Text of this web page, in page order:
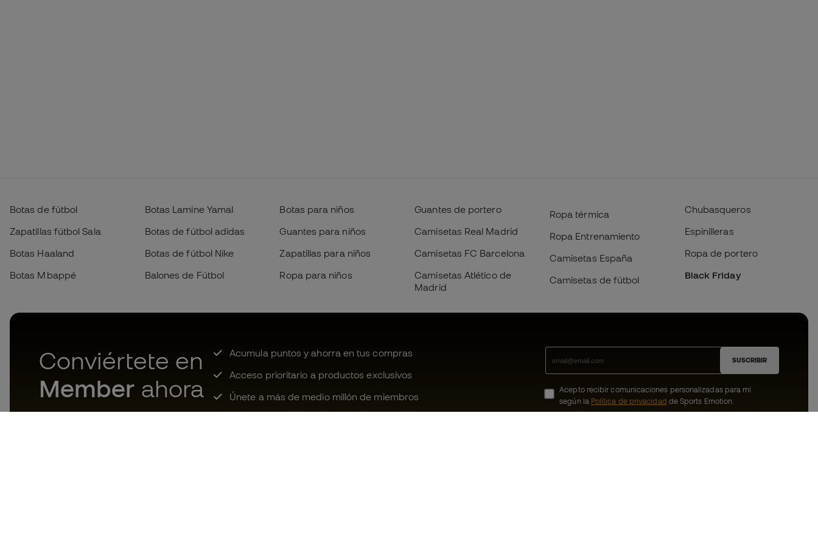
Botas de fútbol
Zapatillas fútbol Sala
Botas Haaland
Botas Mbappé
Botas Lamine Yamal
Botas de fútbol adidas
Botas de fútbol Nike
Balones de Fútbol
Botas para niños
Guantes para niños
Zapatillas para niños
Ropa para niños
Guantes de portero
Camisetas Real Madrid
Camisetas FC Barcelona
Camisetas Atlético de
Madrid
Ropa térmica
Ropa Entrenamiento
Camisetas España
Camisetas de fútbol
Chubasqueros
Espinilleras
Ropa de portero
Black Friday
Conviértete en
Member ahora
Acumula puntos y ahorra en tus compras
Acceso prioritario a productos exclusivos
Únete a más de medio millón de miembros
SUSCRIBIR
Acepto recibir comunicaciones personalizadas para mi
según la Política de privacidad de Sports Emotion.